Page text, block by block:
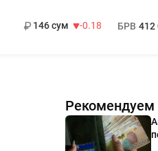
146 сум
-0.18
БРВ 412
Рекомендуем